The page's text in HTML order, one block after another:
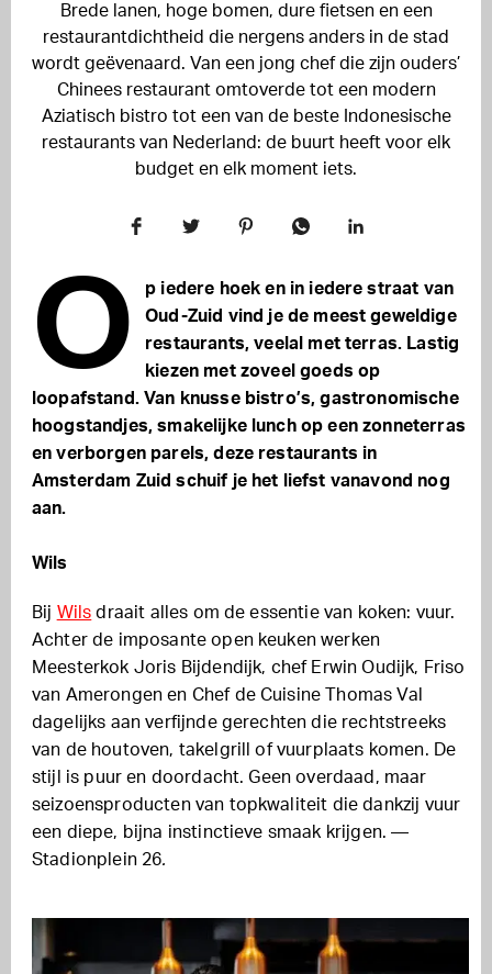
Brede lanen, hoge bomen, dure fietsen en een
restaurantdichtheid die nergens anders in de stad
wordt geëvenaard. Van een jong chef die zijn ouders’
Chinees restaurant omtoverde tot een modern
Aziatisch bistro tot een van de beste Indonesische
restaurants van Nederland: de buurt heeft voor elk
budget en elk moment iets.
O
p iedere hoek en in iedere straat van
Oud-Zuid vind je de meest geweldige
restaurants, veelal met terras. Lastig
kiezen met zoveel goeds op
loopafstand. Van knusse bistro’s, gastronomische
hoogstandjes, smakelijke lunch op een zonneterras
en verborgen parels,deze restaurants in
Amsterdam Zuid schuif je het liefst vanavond nog
aan.
Wils
Bij Wils draait alles om de essentie van koken: vuur.
Achter de imposante open keuken werken
Meesterkok Joris Bijdendijk, chef Erwin Oudijk, Friso
van Amerongen en Chef de Cuisine Thomas Val
dagelijks aan verfijnde gerechten die rechtstreeks
van de houtoven, takelgrill of vuurplaats komen. De
stijl is puur en doordacht. Geen overdaad, maar
seizoensproducten van topkwaliteit die dankzij vuur
een diepe, bijna instinctieve smaak krijgen. —
Stadionplein 26.